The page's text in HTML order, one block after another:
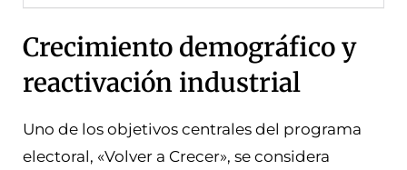
Crecimiento demográfico y
reactivación industrial
Uno de los objetivos centrales del programa
electoral, «Volver a Crecer», se considera